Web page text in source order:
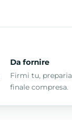
Da fornire
Firmi tu,
finale compresa.